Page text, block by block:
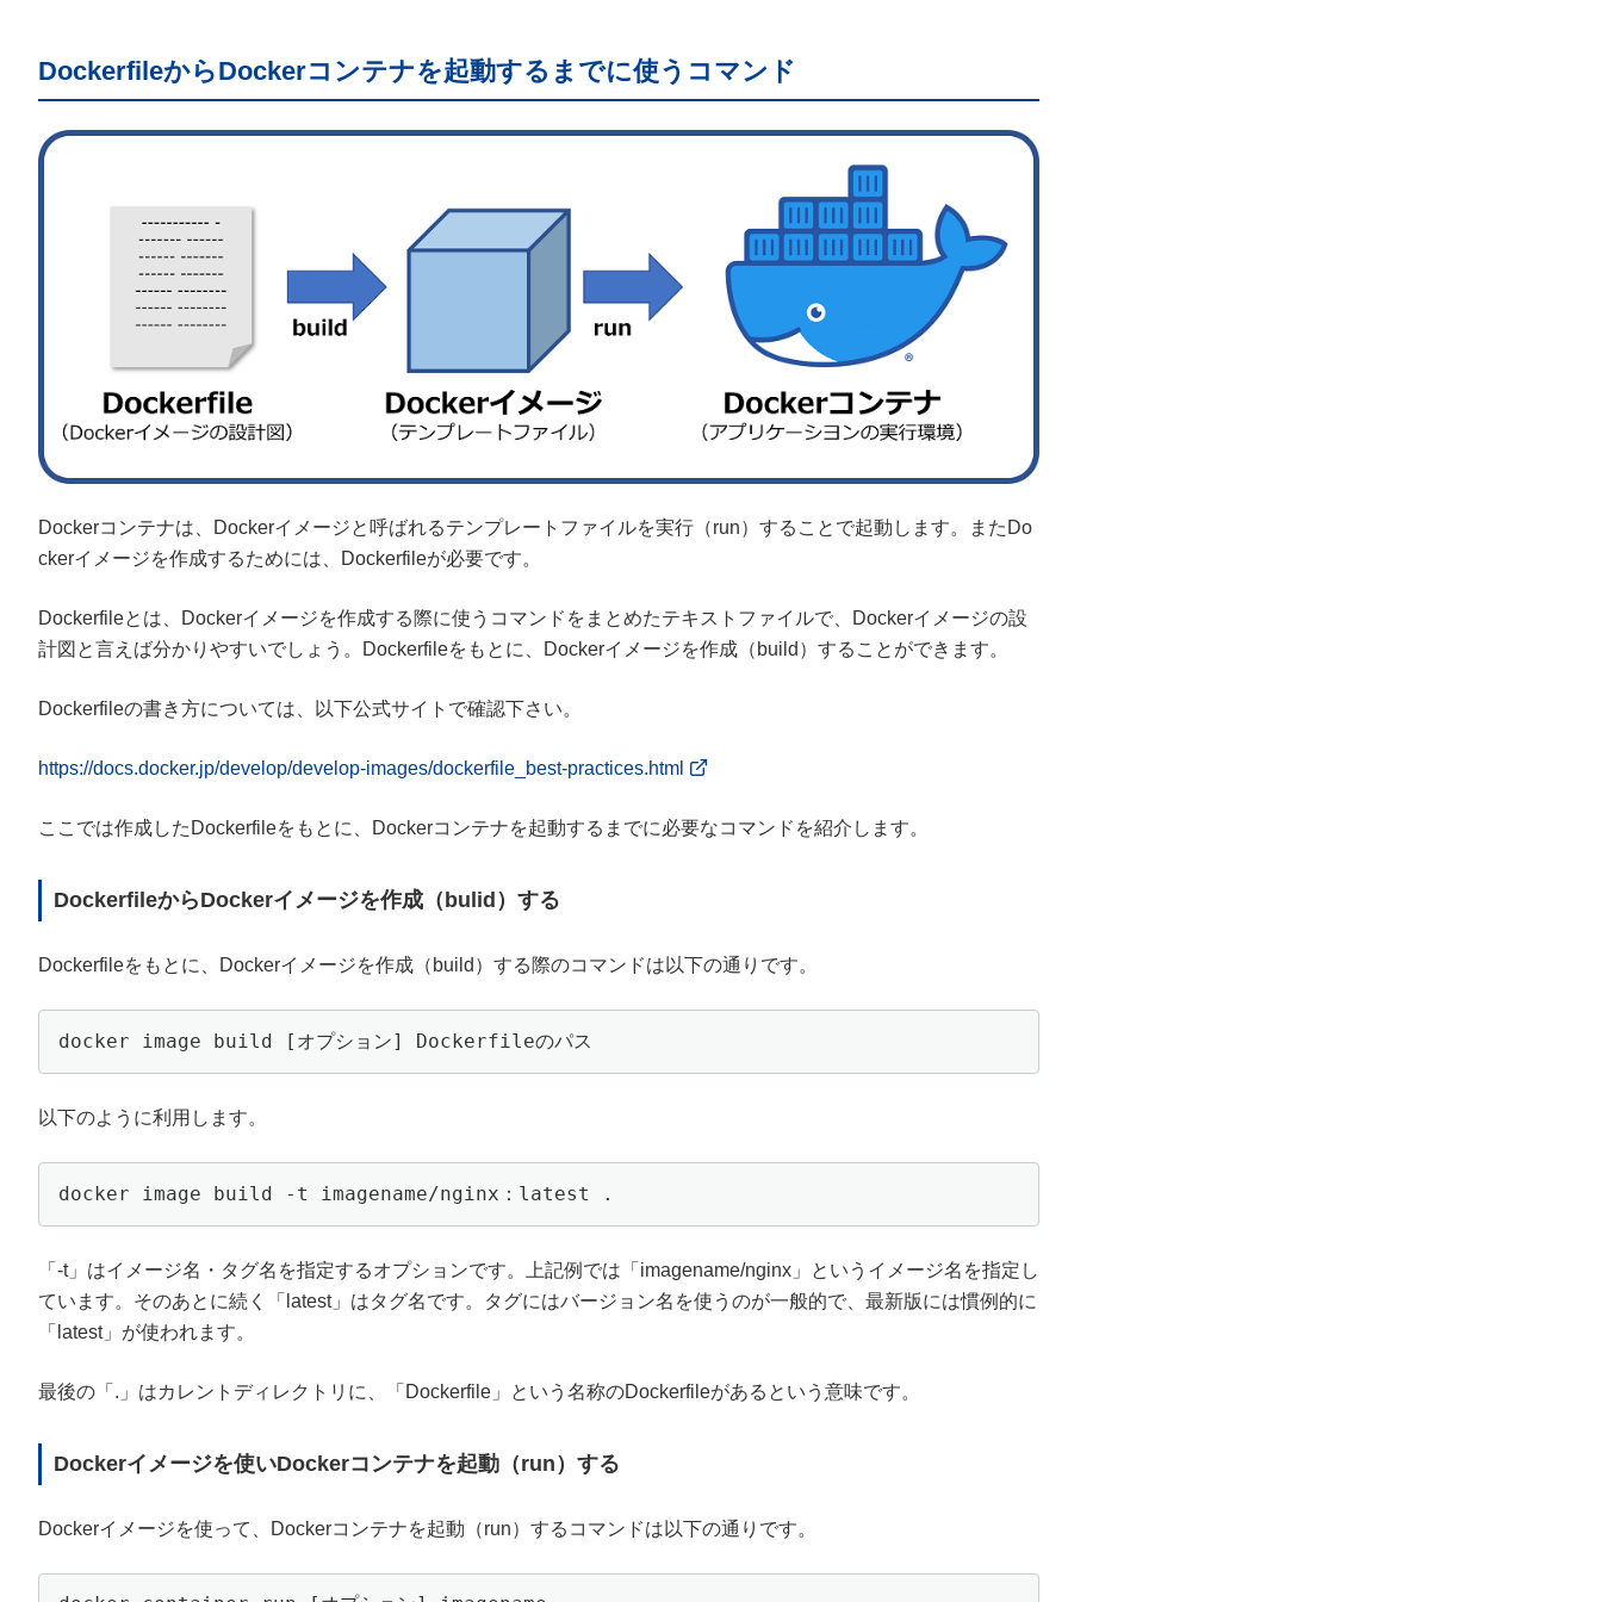
DockerfileからDockerコンテナを起動するまでに使うコマンド
Dockerコンテナは、Dockerイメージと呼ばれるテンプレートファイルを実行（run）することで起動します。またDo
ckerイメージを作成するためには、Dockerfileが必要です。
Dockerfileとは、Dockerイメージを作成する際に使うコマンドをまとめたテキストファイルで、Dockerイメージの設
計図と言えば分かりやすいでしょう。Dockerfileをもとに、Dockerイメージを作成（build）することができます。
Dockerfileの書き方については、以下公式サイトで確認下さい。
https://docs.docker.jp/develop/develop-images/dockerfile_best-practices.html
ここでは作成したDockerfileをもとに、Dockerコンテナを起動するまでに必要なコマンドを紹介します。
DockerfileからDockerイメージを作成（bulid）する
Dockerfileをもとに、Dockerイメージを作成（build）する際のコマンドは以下の通りです。
docker image build [オプション] Dockerfileのパス
以下のように利用します。
docker image build -t imagename/nginx：latest .
「-t」はイメージ名・タグ名を指定するオプションです。上記例では「imagename/nginx」というイメージ名を指定し
ています。そのあとに続く「latest」はタグ名です。タグにはバージョン名を使うのが一般的で、最新版には慣例的に
「latest」が使われます。
最後の「.」はカレントディレクトリに、「Dockerfile」という名称のDockerfileがあるという意味です。
Dockerイメージを使いDockerコンテナを起動（run）する
Dockerイメージを使って、Dockerコンテナを起動（run）するコマンドは以下の通りです。